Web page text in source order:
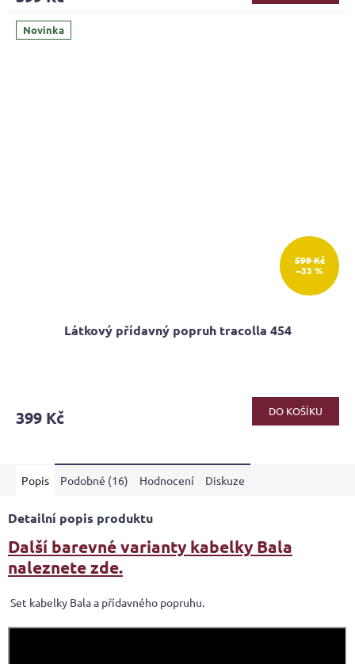
Novinka
599 Kč
–33 %
Látkový přídavný popruh tracolla 454
399 Kč DO KOŠÍKU
Popis Podobné (16) Hodnocení Diskuze
Detailní popis produktu
Další barevné varianty kabelky Bala
naleznete zde.
Set kabelky Bala a přídavného popruhu.